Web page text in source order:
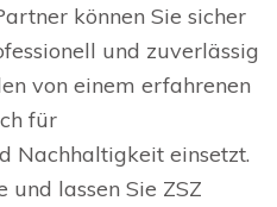
können Sie sicher
und zuverlässig
von einem erfahrenen
für
Nachhaltigkeit einsetzt.
und lassen Sie ZSZ